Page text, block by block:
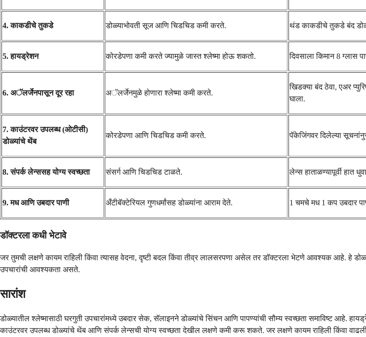
4. काकडीचे तुकडे डोळ्याभोवती सूज आणि चिडचिड कमी करते. थंड काकडीचे तुकडे बंद
5. हायड्रेशन कोरडेपणा कमी करते ज्यामुळे जास्त श्लेष्मा होऊ शकतो. दिवसाला किमान 8 ग्लास
6. अॅलर्जेनपासून दूर रहा अॅलर्जेनमुळे होणारा श्लेष्मा कमी करते.
खिडक्या बंद ठेवा, एअर
घाला.
7. काउंटरवर उपलब्ध (ओटीसी)
डोळ्यांचे थेंब
कोरडेपणा आणि चिडचिड कमी करते. पॅकेजिंगवर दिलेल्या
8. संपर्क लेन्ससह योग्य स्वच्छता संसर्ग आणि चिडचिड टाळते. लेन्स हाताळण्यापूर्वी हात
9. मध आणि उबदार पाणी अँटीबॅक्टेरियल गुणधर्मांसह डोळ्यांना आराम देते. 1 चमचे मध 1 कप उबदार
डॉक्टरला कधी भेटावे
जर तुमची लक्षणे कायम राहिली किंवा त्यासह वेदना, दृष्टी बदल किंवा तीव्र लालसरपणा असेल तर डॉक्टरला भेटणे आवश्यक आहे. हे
उपचारांची आवश्यकता असते.
सारांश
डोळ्यातील श्लेष्मासाठी घरगुती उपचारांमध्ये उबदार सेक, सॅलाइनने डोळ्यांचे सिंचन आणि पापण्यांची सौम्य स्वच्छता समाविष्ट
काउंटरवर उपलब्ध डोळ्यांचे थेंब आणि संपर्क लेन्सची योग्य स्वच्छता देखील लक्षणे कमी करू शकते. जर लक्षणे कायम राहिली किंवा वाढली